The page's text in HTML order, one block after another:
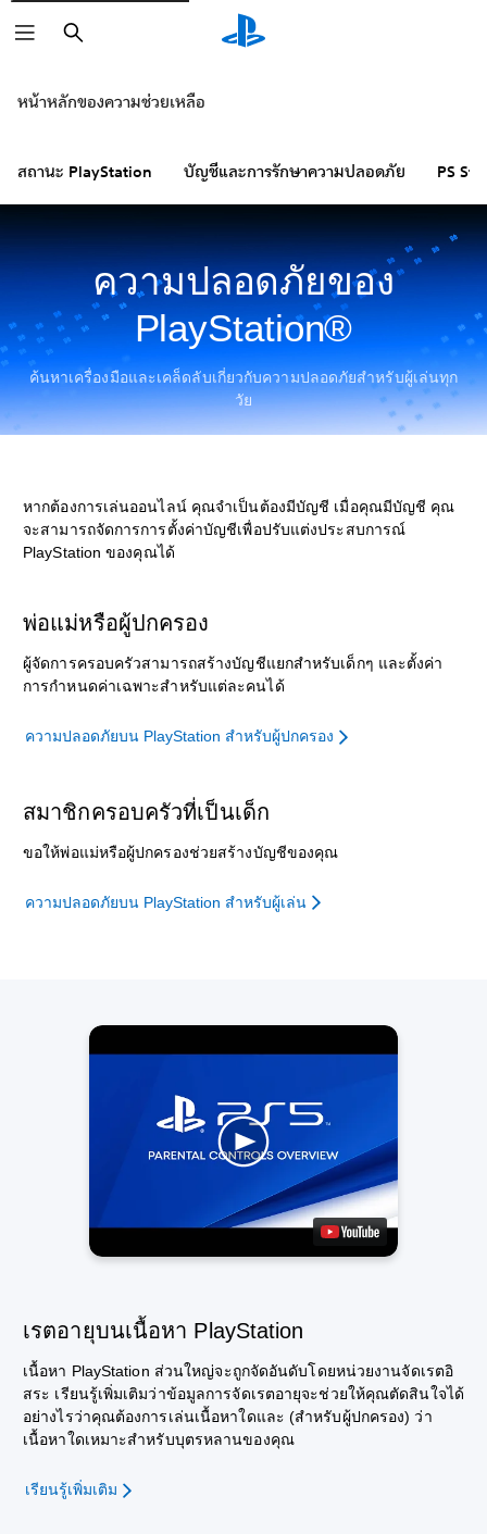
หน้าหลักของความช่วยเหลือ
สถานะ PlayStation บัญชีและการรักษาความปลอดภัย PS
ความปลอดภัยของ
PlayStation®
ค้นหาเครื่องมือและเคล็ดลับเกี่ยวกับความปลอดภัยสำหรับผู้เล่นทุก
วัย
หากต้องการเล่นออนไลน์ คุณจำเป็นต้องมีบัญชี เมื่อคุณมีบัญชี คุณ
จะสามารถจัดการการตั้งค่าบัญชีเพื่อปรับแต่งประสบการณ์
PlayStation ของคุณได้
พ่อแม่หรือผู้ปกครอง
ผู้จัดการครอบครัวสามารถสร้างบัญชีแยกสำหรับเด็กๆ และตั้งค่า
การกำหนดค่าเฉพาะสำหรับแต่ละคนได้
ความปลอดภัยบน PlayStation สำหรับผู้ปกครอง
สมาชิกครอบครัวที่เป็นเด็ก
ขอให้พ่อแม่หรือผู้ปกครองช่วยสร้างบัญชีของคุณ
ความปลอดภัยบน PlayStation สำหรับผู้เล่น
เรตอายุบนเนื้อหา PlayStation
เนื้อหา PlayStation ส่วนใหญ่จะถูกจัดอันดับโดยหน่วยงานจัดเรตอิ
สระ เรียนรู้เพิ่มเติมว่าข้อมูลการจัดเรตอายุจะช่วยให้คุณตัดสินใจได้
อย่างไรว่าคุณต้องการเล่นเนื้อหาใดและ (สำหรับผู้ปกครอง) ว่า
เนื้อหาใดเหมาะสำหรับบุตรหลานของคุณ
เรียนรู้เพิ่มเติม